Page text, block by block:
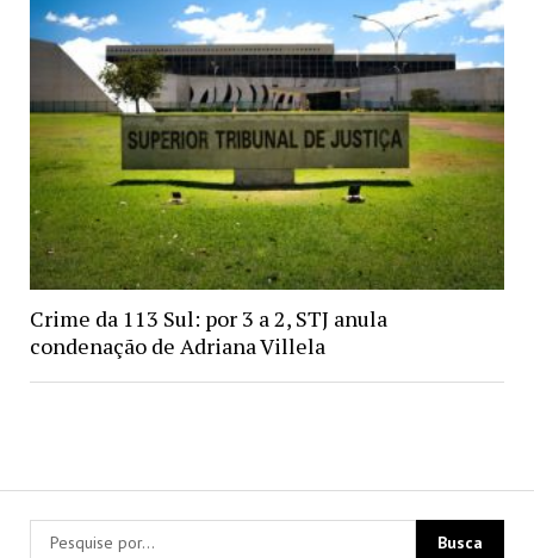
Crime da 113 Sul: por 3 a 2, STJ anula
condenação de Adriana Villela